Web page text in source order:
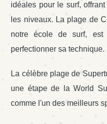
idéales pour le surf,
les niveaux. La plage de
notre école de surf, est
perfectionner sa technique.
La célèbre plage de
une étape de la World
comme l'un des meilleurs